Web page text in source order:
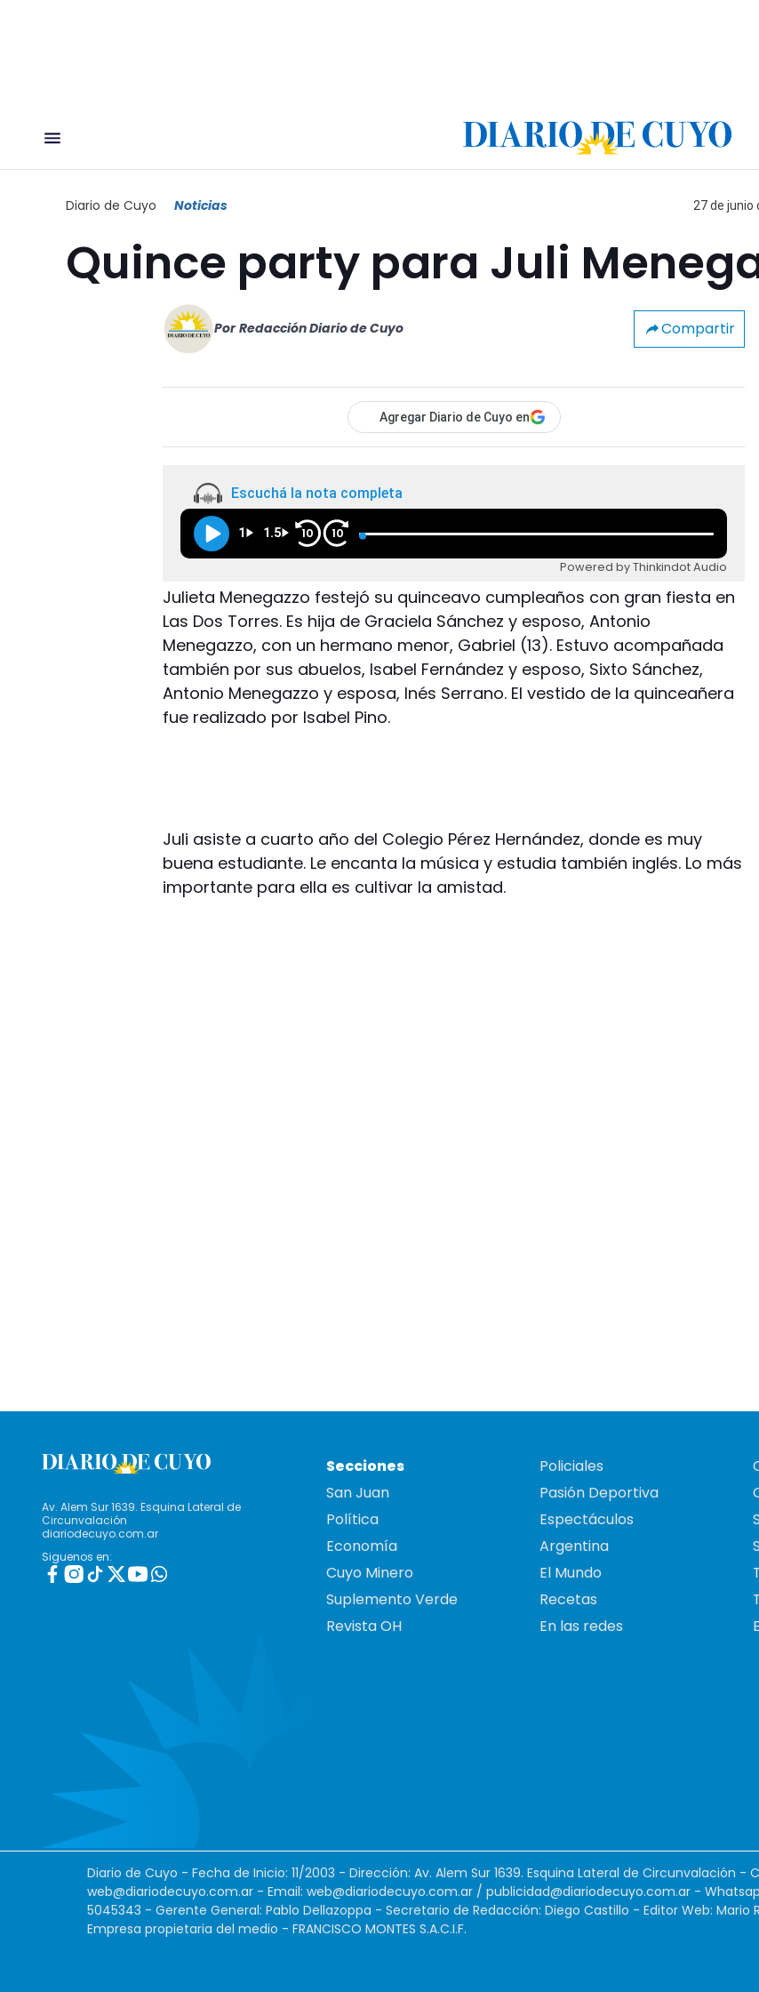
Diario de Cuyo Noticias 27 de junio
Quince party para Juli
Por Redacción Diario de Cuyo Compartir
Agregar Diario de Cuyo en
Escuchá la nota completa
1 1.5 10 10
Powered by Thinkindot Audio
Julieta Menegazzo festejó su quinceavo cumpleaños con gran fiesta en
Las Dos Torres. Es hija de Graciela Sánchez y esposo, Antonio
Menegazzo, con un hermano menor, Gabriel (13). Estuvo acompañada
también por sus abuelos, Isabel Fernández y esposo, Sixto Sánchez,
Antonio Menegazzo y esposa, Inés Serrano. El vestido de la quinceañera
fue realizado por Isabel Pino.
Juli asiste a cuarto año del Colegio Pérez Hernández, donde es muy
buena estudiante. Le encanta la música y estudia también inglés. Lo más
importante para ella es cultivar la amistad.
Av. Alem Sur 1639. Esquina Lateral de
Circunvalación
diariodecuyo.com.ar
Siguenos en:
Secciones
San Juan
Política
Economía
Cuyo Minero
Suplemento Verde
Revista OH
Policiales
Pasión Deportiva
Espectáculos
Argentina
El Mundo
Recetas
En las redes
Diario de Cuyo - Fecha de Inicio: 11/2003 - Dirección: Av. Alem Sur 1639. Esquina Lateral de Circunvalación -
web@diariodecuyo.com.ar - Email: web@diariodecuyo.com.ar / publicidad@diariodecuyo.com.ar -
5045343 - Gerente General: Pablo Dellazoppa - Secretario de Redacción: Diego Castillo - Editor Web: Mario
Empresa propietaria del medio - FRANCISCO MONTES S.A.C.I.F.